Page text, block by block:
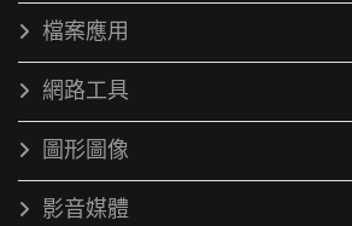
檔案應用
網路工具
圖形圖像
影音媒體